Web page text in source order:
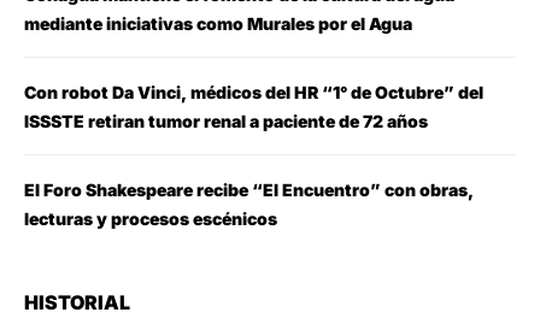
mediante iniciativas como Murales por el Agua
Con robot Da Vinci, médicos del HR “1° de Octubre” del
ISSSTE retiran tumor renal a paciente de 72 años
El Foro Shakespeare recibe “El Encuentro” con obras,
lecturas y procesos escénicos
HISTORIAL